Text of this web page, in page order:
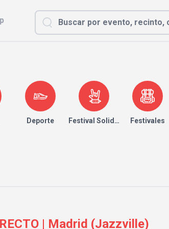
Deporte Festival Solidario Festivales
| Madrid (Jazzville)